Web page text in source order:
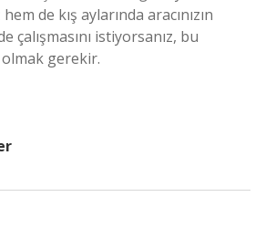
de kış aylarında aracınızın
çalışmasını istiyorsanız, bu
gerekir.